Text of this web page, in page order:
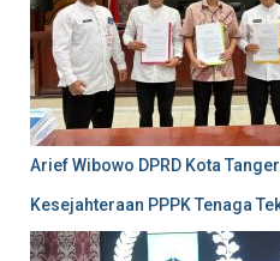
Arief Wibowo DPRD Kota
Kesejahteraan PPPK Tenaga